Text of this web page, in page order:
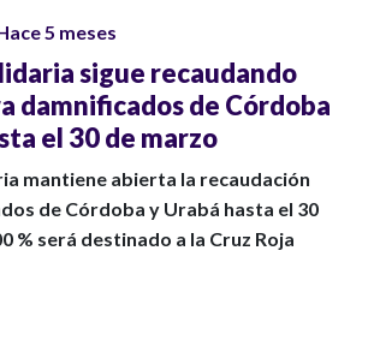
5 meses
sigue recaudando
damnificados de Córdoba
el 30 de marzo
mantiene abierta la recaudación
de Córdoba y Urabá hasta el 30
% será destinado a la Cruz Roja